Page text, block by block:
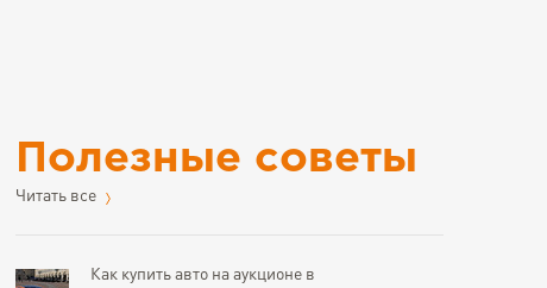
Полезные советы
Читать все
Как купить авто на аукционе в